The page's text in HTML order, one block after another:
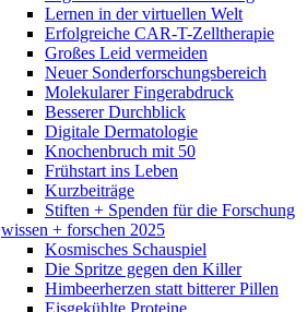
Lernen in der virtuellen Welt
Erfolgreiche CAR-T-Zelltherapie
Großes Leid vermeiden
Neuer Sonderforschungsbereich
Molekularer Fingerabdruck
Besserer Durchblick
Digitale Dermatologie
Knochenbruch mit 50
Frühstart ins Leben
Kurzbeiträge
Stiften + Spenden für die Forschung
wissen + forschen 2025
Kosmisches Schauspiel
Die Spritze gegen den Killer
Himbeerherzen statt bitterer Pillen
Eisgekühlte Proteine